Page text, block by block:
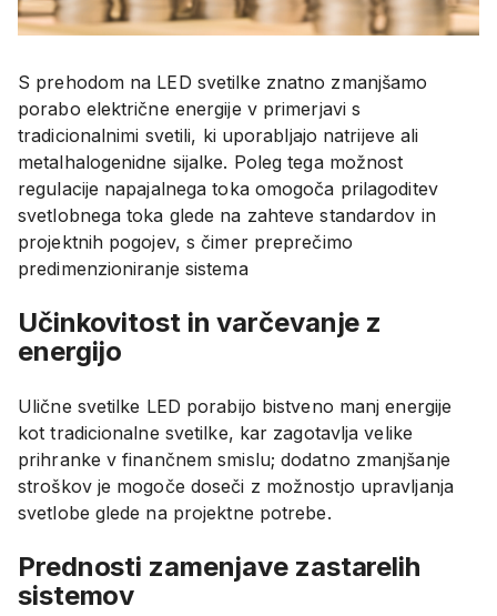
S prehodom na LED svetilke znatno zmanjšamo
porabo električne energije v primerjavi s
tradicionalnimi svetili, ki uporabljajo natrijeve ali
metalhalogenidne sijalke. Poleg tega možnost
regulacije napajalnega toka omogoča prilagoditev
svetlobnega toka glede na zahteve standardov in
projektnih pogojev, s čimer preprečimo
predimenzioniranje sistema
Učinkovitost in varčevanje z
energijo
Ulične svetilke LED porabijo bistveno manj energije
kot tradicionalne svetilke, kar zagotavlja velike
prihranke v finančnem smislu; dodatno zmanjšanje
stroškov je mogoče doseči z možnostjo upravljanja
svetlobe glede na projektne potrebe.
Prednosti zamenjave zastarelih
sistemov